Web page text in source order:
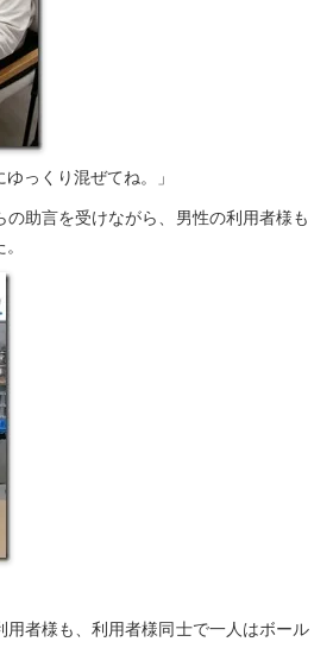
管理センター
センター
ゆっくり混ぜてね。」
の助言を受けながら、男性の利用者様も
用者様も、利用者様同士で一人はボール